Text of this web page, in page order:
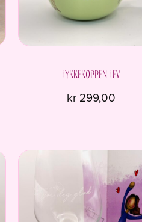
Lykkekoppen LEV
kr299,00